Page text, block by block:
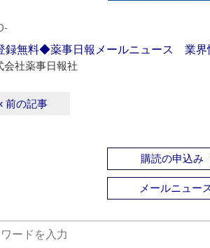
無料◆薬事日報メールニュース 業界
会社薬事日報社
前の記事
購読の申込み
メールニュー